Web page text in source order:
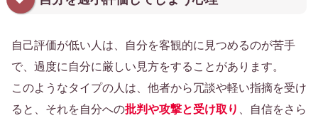
自己評価が低い人は、自分を客観的に見つめるのが苦手
で、過度に自分に厳しい見方をすることがあります。
このようなタイプの人は、他者から冗談や軽い指摘を受け
ると、それを自分への批判や攻撃と受け取り
、自信をさら